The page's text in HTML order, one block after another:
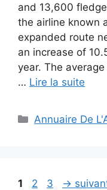
and 13,600
the airline known
expanded route
an increase of
year. The
… Lire la suite
Catégories
Annuaire De
Navigation
Page
1 Page
2 Page
3 →